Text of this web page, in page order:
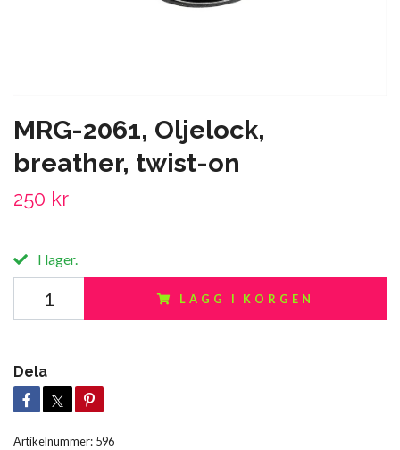
MRG-2061, Oljelock,
breather, twist-on
250 kr
I lager.
LÄGG I KORGEN
Dela
Artikelnummer: 596